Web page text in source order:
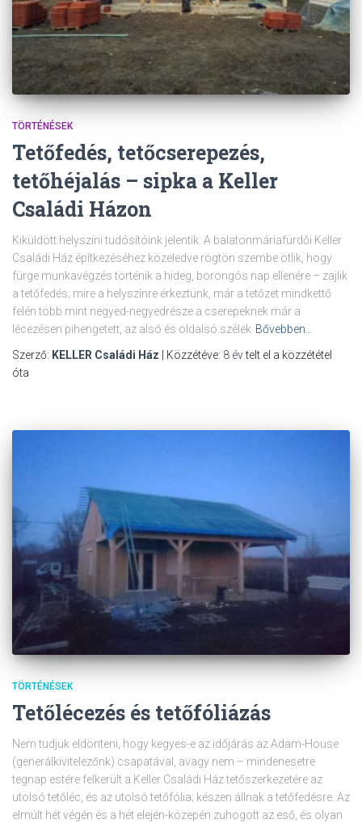
TÖRTÉNÉSEK
Tetőfedés, tetőcserepezés,
tetőhéjalás – sipka a Keller
Családi Házon
Kiküldött helyszíni tudósítóink jelentik: A balatonmáriafürdői Keller
Családi Ház építkezéséhez közeledve rögtön szembe ötlik, hogy
fürge munkavégzés történik a hideg, borongós nap ellenére – zajlik
a tetőfedés; mire a helyszínre érkeztünk, már a tetőzet mindkettő
felén több mint negyed-negyedrésze a cserepeknek már a
lécezésen pihengetett, az alsó és oldalsó szélek Bővebben…
Szerző: KELLER Családi Ház | Közzétéve: 8 évtelt el a közzététel
óta
TÖRTÉNÉSEK
Tetőlécezés és tetőfóliázás
Nem tudjuk eldönteni, hogy kegyes-e az időjárás az Adam-House
(generálkivitelezőnk) csapatával, avagy nem – mindenesetre
tegnap estére felkerült a Keller Családi Ház tetőszerkezetére az
utolsó tetőléc, és az utolsó tetőfólia; készen állnak a tetőfedésre. Az
elmúlt hét végén és a hét elején-közepén zuhogott az eső, és olyan